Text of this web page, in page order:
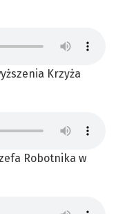
Krzyża
Robotnika w